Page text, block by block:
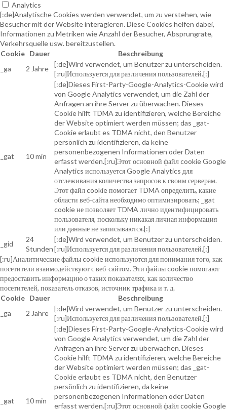
Analytics
[:de]Analytische Cookies werden verwendet, um zu verstehen, wie
Besucher mit der Website interagieren. Diese Cookies helfen dabei,
Informationen zu Metriken wie Anzahl der Besucher, Absprungrate,
Verkehrsquelle usw. bereitzustellen.
Cookie Dauer
Beschreibung
_ga
2 Jahre
[:de]Wird verwendet, um Benutzer zu unterscheiden.
[:ru]Используется для различения пользователей.[:]
_gat 10 min
[:de]Dieses First-Party-Google-Analytics-Cookie wird
von Google Analytics verwendet, um die Zahl der
Anfragen an ihre Server zu überwachen. Dieses
Cookie hilft TDMA zu identifizieren, welche Bereiche
der Website optimiert werden müssen; das _gat-
Cookie erlaubt es TDMA nicht, den Benutzer
persönlich zu identifizieren, da keine
personenbezogenen Informationen oder Daten
erfasst werden.[:ru]Этот основной файл cookie Google
Analytics используется Google Analytics для
отслеживания количества запросов к своим серверам.
Этот файл cookie помогает TDMA определить, какие
области веб-сайта необходимо оптимизировать; _gat
cookie не позволяет TDMA лично идентифицировать
пользователя, поскольку никакая личная информация
или данные не записываются.[:]
_gid
24
Stunden
[:de]Wird verwendet, um Benutzer zu unterscheiden.
[:ru]Используется для различения пользователей.[:]
[:ru]Аналитические файлы cookie используются для понимания того, как
посетители взаимодействуют с веб-сайтом. Эти файлы cookie помогают
предоставить информацию о таких показателях, как количество
посетителей, показатель отказов, источник трафика и т. д.
Cookie Dauer
Beschreibung
_ga
2 Jahre
[:de]Wird verwendet, um Benutzer zu unterscheiden.
[:ru]Используется для различения пользователей.[:]
_gat 10 min
[:de]Dieses First-Party-Google-Analytics-Cookie wird
von Google Analytics verwendet, um die Zahl der
Anfragen an ihre Server zu überwachen. Dieses
Cookie hilft TDMA zu identifizieren, welche Bereiche
der Website optimiert werden müssen; das _gat-
Cookie erlaubt es TDMA nicht, den Benutzer
persönlich zu identifizieren, da keine
personenbezogenen Informationen oder Daten
erfasst werden.[:ru]Этот основной файл cookie Google